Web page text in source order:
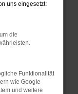
in einem
uns eingesetzt:
die
Funktionalität
wie Google
und weitere